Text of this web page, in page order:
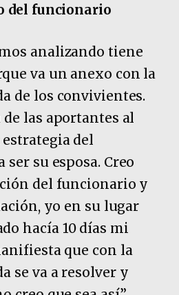
del funcionario
analizando tiene
va un anexo con la
de los convivientes.
de las aportantes al
del
su esposa. Creo
del funcionario y
yo en su lugar
hacía 10 días mi
que con la
se va a resolver y